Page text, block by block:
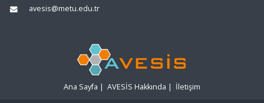
avesis@metu.edu.tr
Ana Sayfa | AVESİS Hakkında | İletişim